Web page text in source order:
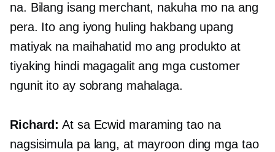
na. Bilang isang merchant, nakuha mo na ang
pera. Ito ang iyong huling hakbang upang
matiyak na maihahatid mo ang produkto at
tiyaking hindi magagalit ang mga customer
ngunit ito ay sobrang mahalaga.
Richard: At sa Ecwid maraming tao na
nagsisimula pa lang, at mayroon ding mga tao